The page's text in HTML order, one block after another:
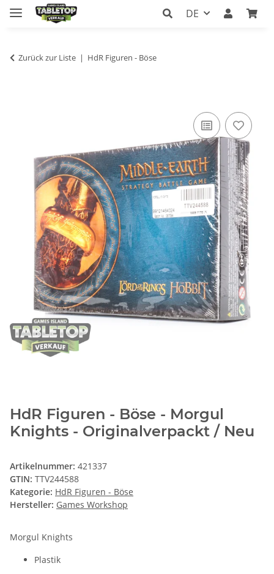
DE
Zurück zur Liste HdR Figuren - Böse
HdR Figuren - Böse - Morgul
Knights - Originalverpackt / Neu
Artikelnummer: 421337
GTIN: TTV244588
Kategorie: HdR Figuren - Böse
Hersteller: Games Workshop
Morgul Knights
Plastik